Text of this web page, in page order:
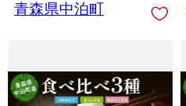
青森県中泊町